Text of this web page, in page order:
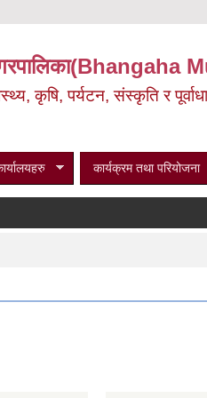
कृषि, पर्यटन, संस्कृति र
कार्यक्रम तथा परियोजना